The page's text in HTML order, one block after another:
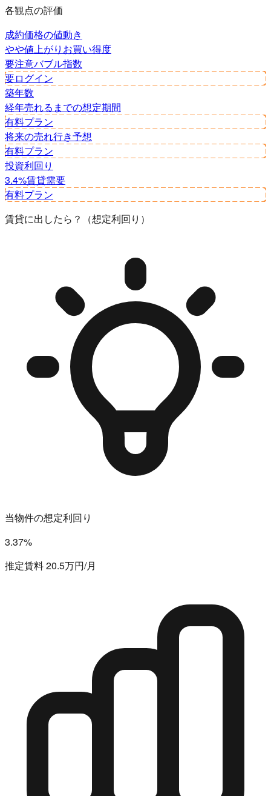
各観点の評価
成約価格の値動き
やや値上がり お買い得度
要注意バブル指数
要ログイン
築年数
経年売れるまでの想定期間
有料プラン
将来の売れ行き予想
有料プラン
投資利回り
3.4%賃貸需要
有料プラン
賃貸に出したら？（想定利回り）
当物件の想定利回り
3.37%
推定賃料 20.5万円/月